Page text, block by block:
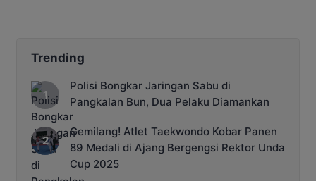
Trending
Polisi Bongkar Jaringan Sabu di
Pangkalan Bun, Dua Pelaku Diamankan
Gemilang! Atlet Taekwondo Kobar Panen
89 Medali di Ajang Bergengsi Rektor Unda
Cup 2025